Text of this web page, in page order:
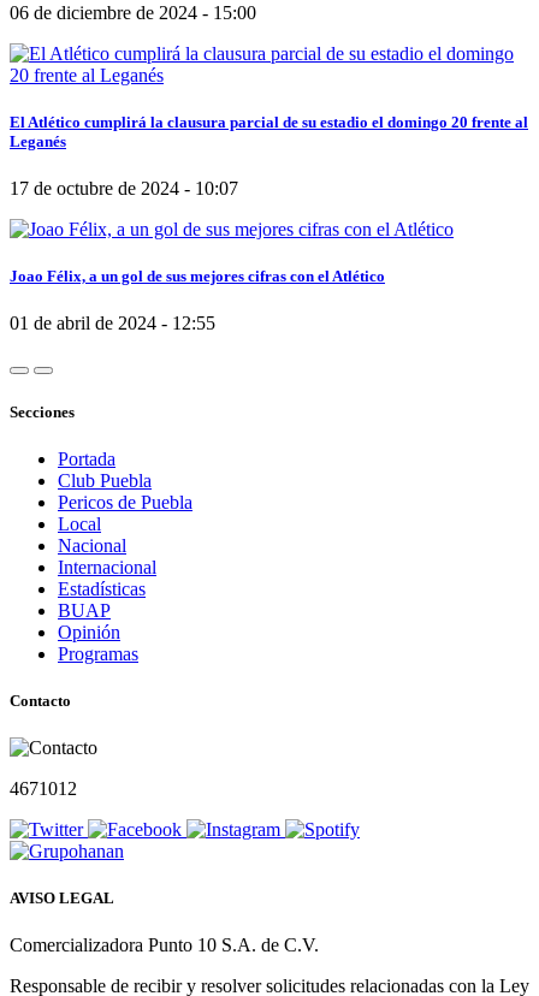
06 de diciembre de 2024 - 15:00
El Atlético cumplirá la clausura parcial de su estadio el domingo 20 frente al
Leganés
17 de octubre de 2024 - 10:07
Joao Félix, a un gol de sus mejores cifras con el Atlético
01 de abril de 2024 - 12:55
Secciones
Portada
Club Puebla
Pericos de Puebla
Local
Nacional
Internacional
Estadísticas
BUAP
Opinión
Programas
Contacto
4671012
AVISO LEGAL
Comercializadora Punto 10 S.A. de C.V.
Responsable de recibir y resolver solicitudes relacionadas con la Ley